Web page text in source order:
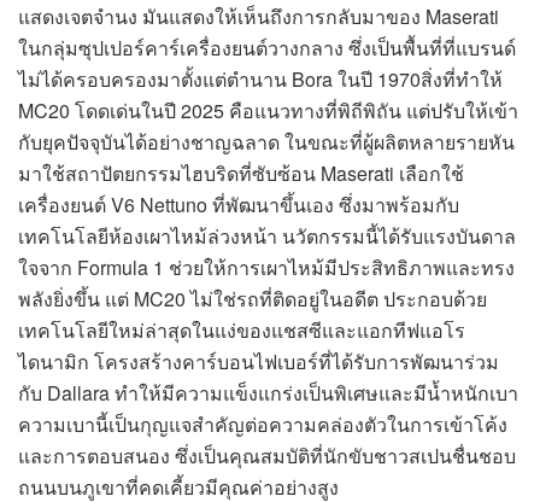
แสดงเจตจำนง มันแสดงให้เห็นถึงการกลับมาของ Maserati
ในกลุ่มซุปเปอร์คาร์เครื่องยนต์วางกลาง ซึ่งเป็นพื้นที่ที่แบรนด์
ไม่ได้ครอบครองมาตั้งแต่ตำนาน Bora ในปี 1970สิ่งที่ทำให้
MC20 โดดเด่นในปี 2025 คือแนวทางที่พิถีพิถัน แต่ปรับให้เข้า
กับยุคปัจจุบันได้อย่างชาญฉลาด ในขณะที่ผู้ผลิตหลายรายหัน
มาใช้สถาปัตยกรรมไฮบริดที่ซับซ้อน Maserati เลือกใช้
เครื่องยนต์ V6 Nettuno ที่พัฒนาขึ้นเอง ซึ่งมาพร้อมกับ
เทคโนโลยีห้องเผาไหม้ล่วงหน้า นวัตกรรมนี้ได้รับแรงบันดาล
ใจจาก Formula 1 ช่วยให้การเผาไหม้มีประสิทธิภาพและทรง
พลังยิ่งขึ้น แต่ MC20 ไม่ใช่รถที่ติดอยู่ในอดีต ประกอบด้วย
เทคโนโลยีใหม่ล่าสุดในแง่ของแชสซีและแอกทีฟแอโร
ไดนามิก โครงสร้างคาร์บอนไฟเบอร์ที่ได้รับการพัฒนาร่วม
กับ Dallara ทำให้มีความแข็งแกร่งเป็นพิเศษและมีน้ำหนักเบา
ความเบานี้เป็นกุญแจสำคัญต่อความคล่องตัวในการเข้าโค้ง
และการตอบสนอง ซึ่งเป็นคุณสมบัติที่นักขับชาวสเปนชื่นชอบ
ถนนบนภูเขาที่คดเคี้ยวมีคุณค่าอย่างสูง